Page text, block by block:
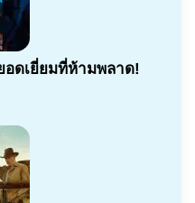
อดเยี่ยมที่ห้ามพลาด!